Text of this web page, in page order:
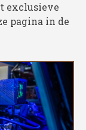
exclusieve
pagina in de